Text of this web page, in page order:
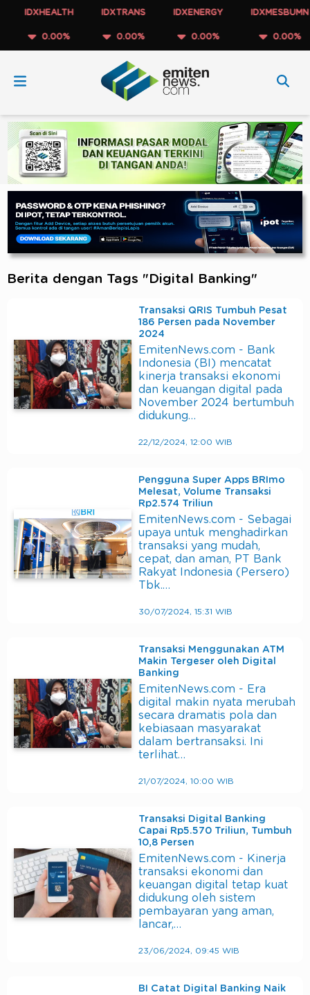
IDXHEALTH
0.00%
IDXTRANS
0.00%
IDXENERGY
0.00%
IDXMESBUMN
0.00%
Berita dengan Tags "Digital Banking"
Transaksi QRIS Tumbuh Pesat
186 Persen pada November
2024
EmitenNews.com - Bank
Indonesia (BI) mencatat
kinerja transaksi ekonomi
dan keuangan digital pada
November 2024 bertumbuh
didukung…
22/12/2024, 12:00 WIB
Pengguna Super Apps BRImo
Melesat, Volume Transaksi
Rp2.574 Triliun
EmitenNews.com - Sebagai
upaya untuk menghadirkan
transaksi yang mudah,
cepat, dan aman, PT Bank
Rakyat Indonesia (Persero)
Tbk.…
30/07/2024, 15:31 WIB
Transaksi Menggunakan ATM
Makin Tergeser oleh Digital
Banking
EmitenNews.com - Era
digital makin nyata merubah
secara dramatis pola dan
kebiasaan masyarakat
dalam bertransaksi. Ini
terlihat…
21/07/2024, 10:00 WIB
Transaksi Digital Banking
Capai Rp5.570 Triliun, Tumbuh
10,8 Persen
EmitenNews.com - Kinerja
transaksi ekonomi dan
keuangan digital tetap kuat
didukung oleh sistem
pembayaran yang aman,
lancar,…
23/06/2024, 09:45 WIB
BI Catat Digital Banking Naik